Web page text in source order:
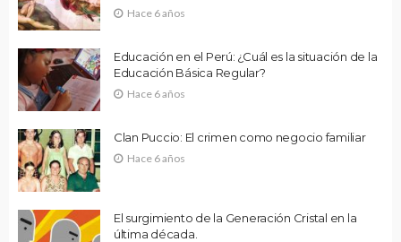
Hace 6 años
Educación en el Perú: ¿Cuál es la situación de la
Educación Básica Regular?
Hace 6 años
Clan Puccio: El crimen como negocio familiar
Hace 6 años
El surgimiento de la Generación Cristal en la
última década.